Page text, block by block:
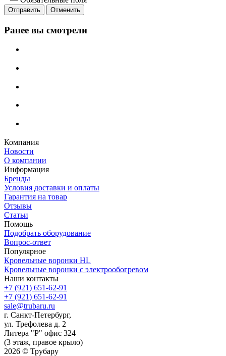
Отменить
Ранее вы смотрели
Компания
Новости
О компании
Информация
Бренды
Условия доставки и оплаты
Гарантия на товар
Отзывы
Статьи
Помощь
Подобрать оборудование
Вопрос-ответ
Популярное
Кровельные воронки HL
Кровельные воронки с электрообогревом
Наши контакты
+7 (921) 651-62-91
+7 (921) 651-62-91
sale@trubaru.ru
г. Санкт-Петербург,
ул. Трефолева д. 2
Литера "Р" офис 324
(3 этаж, правое крыло)
2026 © Трубару